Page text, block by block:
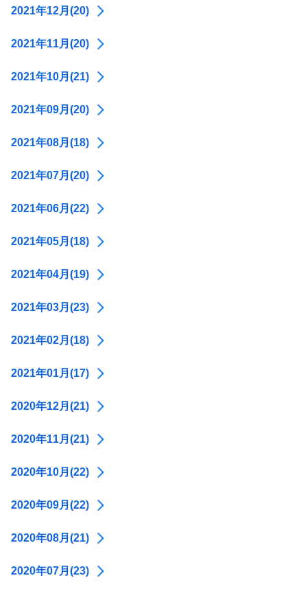
2021年12月(20)
2021年11月(20)
2021年10月(21)
2021年09月(20)
2021年08月(18)
2021年07月(20)
2021年06月(22)
2021年05月(18)
2021年04月(19)
2021年03月(23)
2021年02月(18)
2021年01月(17)
2020年12月(21)
2020年11月(21)
2020年10月(22)
2020年09月(22)
2020年08月(21)
2020年07月(23)